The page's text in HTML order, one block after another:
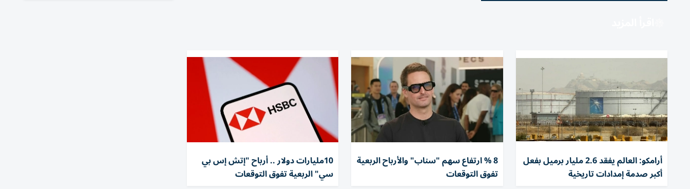
أرامكو: العالم يفقد 2.6 مليار برميل بفعل
أكبر صدمة إمدادات تاريخية
8 % ارتفاع سهم "سناب" والأرباح الربعية
تفوق التوقعات
10مليارات دولار .. أرباح "إتش إس بي
سي" الربعية تفوق التوقعات